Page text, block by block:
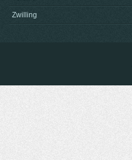
Zwilling